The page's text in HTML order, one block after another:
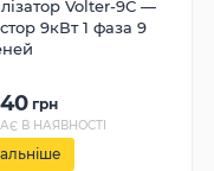
Volter-9С —
9кВт 1 фаза 9
грн
В НАЯВНОСТІ